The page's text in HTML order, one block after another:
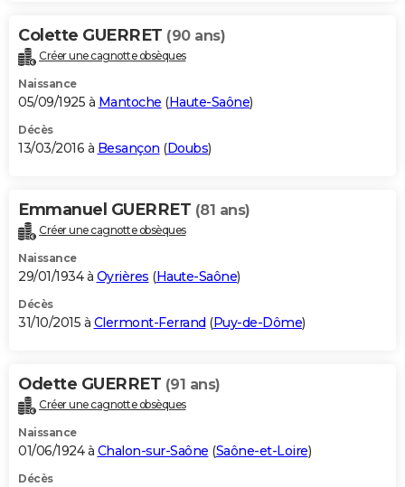
Colette GUERRET (90 ans)
Créer une cagnotte obsèques
Naissance
05/09/1925 à Mantoche (Haute-Saône)
Décès
13/03/2016 à Besançon (Doubs)
Emmanuel GUERRET (81 ans)
Créer une cagnotte obsèques
Naissance
29/01/1934 à Oyrières (Haute-Saône)
Décès
31/10/2015 à Clermont-Ferrand (Puy-de-Dôme)
Odette GUERRET (91 ans)
Créer une cagnotte obsèques
Naissance
01/06/1924 à Chalon-sur-Saône (Saône-et-Loire)
Décès